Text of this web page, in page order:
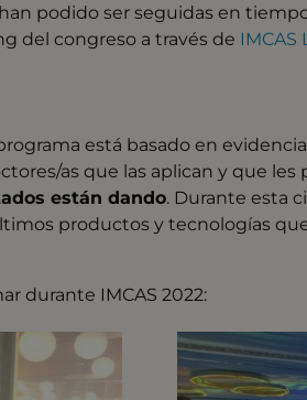
podido ser seguidas en
del congreso a través de IMCAS
está basado en
as que las aplican y que les
están dando. Durante esta
productos y tecnologías
durante IMCAS 2022: